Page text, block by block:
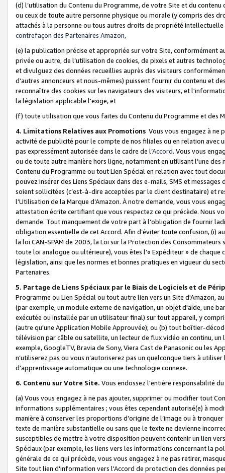
(d) l’utilisation du Contenu du Programme, de votre Site et du
ou ceux de toute autre personne physique ou morale (y compris des
attachés à la personne ou tous autres droits de propriété
contrefaçon des Partenaires Amazon,
(e) la publication précise et appropriée sur votre Site, conformément
privée ou autre, de l’utilisation de cookies, de pixels et autres
et divulguez des données recueillies auprès des visiteurs
d’autres annonceurs et nous-mêmes) puissent fournir du contenu et
reconnaître des cookies sur les navigateurs des visiteurs, et
la législation applicable l'exige, et
(f) toute utilisation que vous faites du Contenu du Programme et des
4. Limitations Relatives aux Promotions Vous vous engagez à ne
activité de publicité pour le compte de nos filiales ou en relation avec
pas expressément autorisée dans le cadre de l’Accord. Vous vous
ou de toute autre manière hors ligne, notamment en utilisant l’une
Contenu du Programme ou tout Lien Spécial en relation avec tout
pouvez insérer des Liens Spéciaux dans des e-mails, SMS et
soient sollicitées (c’est-à-dire acceptées par le client destinataire) et
l’Utilisation de la Marque d’Amazon. À notre demande, vous vous
attestation écrite certifiant que vous respectez ce qui précède. Nous
demande. Tout manquement de votre part à l’obligation de fournir
obligation essentielle de cet Accord. Afin d’éviter toute confusion, (i)
la loi CAN-SPAM de 2003, la Loi sur la Protection des
toute loi analogue ou ultérieure), vous êtes l’« Expéditeur » de
législation, ainsi que les normes et bonnes pratiques en vigueur du
Partenaires.
5. Partage de Liens Spéciaux par le Biais de Logiciels et de
Programme ou Lien Spécial ou tout autre lien vers un Site d'Amazon,
(par exemple, un module externe de navigation, un objet d'aide, une
exécutée ou installée par un utilisateur final) sur tout appareil, y
(autre qu'une Application Mobile Approuvée); ou (b) tout boîtier-
télévision par câble ou satellite, un lecteur de flux vidéo en continu,
exemple, GoogleTV, Bravia de Sony, Viera Cast de Panasonic ou les
n’utiliserez pas ou vous n’autoriserez pas un quelconque tiers à
d'apprentissage automatique ou une technologie connexe.
6. Contenu sur Votre Site. Vous endossez l'entière responsabilité
(a) Vous vous engagez à ne pas ajouter, supprimer ou modifier tout
informations supplémentaires ; vous êtes cependant autorisé(e) à
manière à conserver les proportions d’origine de l’image ou à
texte de manière substantielle ou sans que le texte ne devienne
susceptibles de mettre à votre disposition peuvent contenir un lien
Spéciaux (par exemple, les liens vers les informations concernant la
générale de ce qui précède, vous vous engagez à ne pas retirer,
Site tout lien d'information vers l'Accord de protection des données